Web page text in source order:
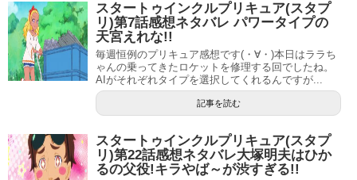
関連記事
関連記事
吉武千颯の経歴やwikiプロフィールは？読み方
スタートゥインクルプリキュア(スタプ
リ)第7話感想ネタバレ パワータイプの
天宮えれな!!
毎週恒例のプリキュア感想です(・∀・)本日はララち
ゃんの乗ってきたロケットを修理する回でしたね。
AIがそれぞれタイプを選択してくれるんですが...
記事を読む
スタートゥインクルプリキュア(スタプ
リ)第22話感想ネタバレ大塚明夫はひか
るの父役!キラやば～が渋すぎる!!